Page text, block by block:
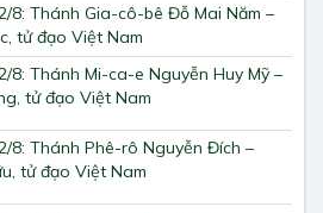
8: Thánh Gia-cô-bê Đỗ Mai Năm –
tử đạo Việt Nam
8: Thánh Mi-ca-e Nguyễn Huy Mỹ –
tử đạo Việt Nam
8: Thánh Phê-rô Nguyễn Đích –
tử đạo Việt Nam